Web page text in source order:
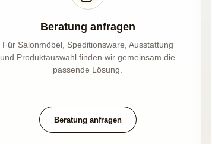
Beratung anfragen
Für Salonmöbel, Speditionsware, Ausstattung
und Produktauswahl finden wir gemeinsam die
passende Lösung.
Beratung anfragen